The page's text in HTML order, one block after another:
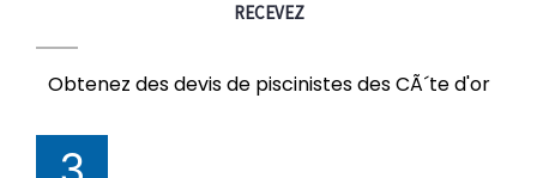
RECEVEZ
Obtenez des devis de piscinistes des CÃ´te d'or